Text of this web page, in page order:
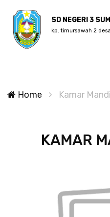
SD NEGERI 3
kp. timursawah 2
Home Kamar
KAMAR